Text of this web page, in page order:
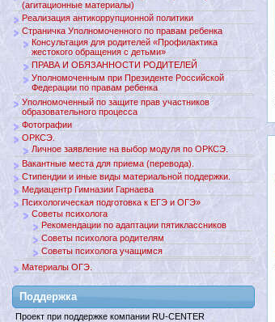
(агитационные материалы)
Реализация антикоррупционной политики
Страничка Уполномоченного по правам ребенка
Консультация для родителей «Профилактика
жестокого обращения с детьми»
ПРАВА И ОБЯЗАННОСТИ РОДИТЕЛЕЙ
Уполномоченным при Президенте Российской
Федерации по правам ребенка
Уполномоченный по защите прав участников
образовательного процесса
Фотографии
ОРКСЭ.
Личное заявление на выбор модуля по ОРКСЭ.
Вакантные места для приема (перевода).
Стипендии и иные виды материальной поддержки.
Медиацентр Гимназии Гарнаева
Психологическая подготовка к ЕГЭ и ОГЭ»
Советы психолога
Рекомендации по адаптации пятиклассников
Советы психолога родителям
Советы психолога учащимся
Материалы ОГЭ.
Поддержкa
Проект при поддержке компании RU-CENTER